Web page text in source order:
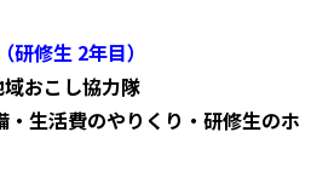
研修生 2年目）
おこし協力隊
生活費のやりくり・研修生のホ